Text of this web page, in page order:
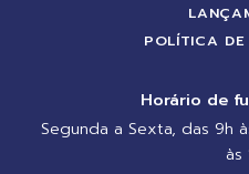
POLÍTICA DE
Horário de
Segunda a Sexta, das 9h
às